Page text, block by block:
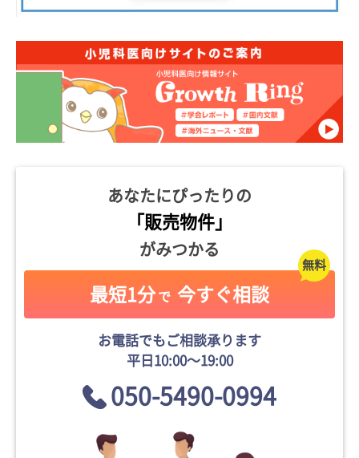
あなたにぴったりの
「販売物件」
がみつかる
最短1分 で 今すぐ相談
お電話でもご相談承ります
平日10:00〜19:00
050-5490-0994